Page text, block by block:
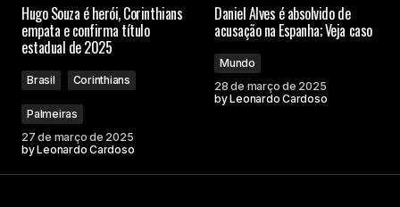
Hugo Souza é herói, Corinthians
empata e confirma título
estadual de 2025
Brasil Corinthians
Palmeiras
27 de março de 2025
byLeonardo Cardoso
Daniel Alves é absolvido de
acusação na Espanha; Veja caso
Mundo
28 de março de 2025
byLeonardo Cardoso